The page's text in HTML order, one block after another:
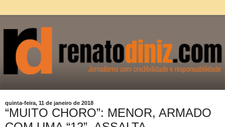
quinta-feira, 11 de janeiro de 2018
“MUITO CHORO”: MENOR, ARMADO